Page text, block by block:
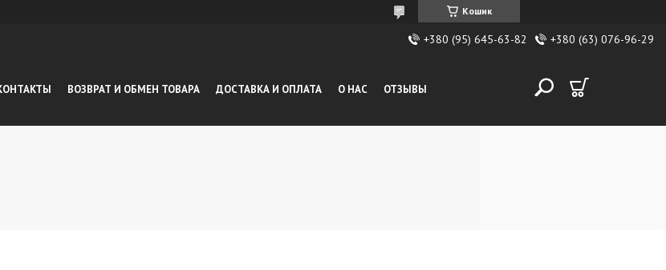
Кошик
+380 (95) 645-63-82 +380 (63) 076-96-29
ВОЗВРАТ И ОБМЕН ТОВАРА ДОСТАВКА И ОПЛАТА О НАС ОТЗЫВЫ